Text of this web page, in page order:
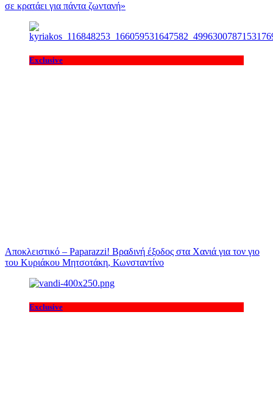
σε κρατάει για πάντα ζωντανή»
Exclusive
Αποκλειστικό – Paparazzi! Βραδινή έξοδος στα Χανιά για τον γιο
του Κυριάκου Μητσοτάκη, Κωνσταντίνο
Exclusive